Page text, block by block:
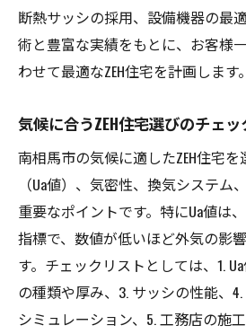
断熱サッシの採用、設備機器の最
術と豊富な実績をもとに、お客様
わせて最適なZEH住宅を計画します。
気候に合うZEH住宅選びのチェ
南相馬市の気候に適したZEH住宅
（Ua値）、気密性、換気システム
重要なポイントです。特にUa値は
指標で、数値が低いほど外気の影
す。チェックリストとしては、1.
の種類や厚み、3. サッシの性能、
シミュレーション、5. 工務店の施